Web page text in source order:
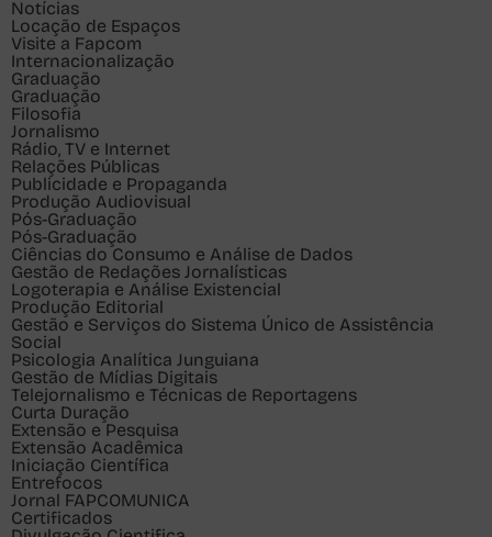
Notícias
Locação de Espaços
Visite a Fapcom
Internacionalização
Graduação
Graduação
Filosofia
Jornalismo
Rádio, TV e Internet
Relações Públicas
Publicidade e Propaganda
Produção Audiovisual
Pós-Graduação
Pós-Graduação
Ciências do Consumo e Análise de Dados
Gestão de Redações Jornalísticas
Logoterapia e Análise Existencial
Produção Editorial
Gestão e Serviços do Sistema Único de Assistência
Social
Psicologia Analítica Junguiana
Gestão de Mídias Digitais
Telejornalismo e Técnicas de Reportagens
Curta Duração
Extensão e Pesquisa
Extensão Acadêmica
Iniciação Científica
Entrefocos
Jornal FAPCOMUNICA
Certificados